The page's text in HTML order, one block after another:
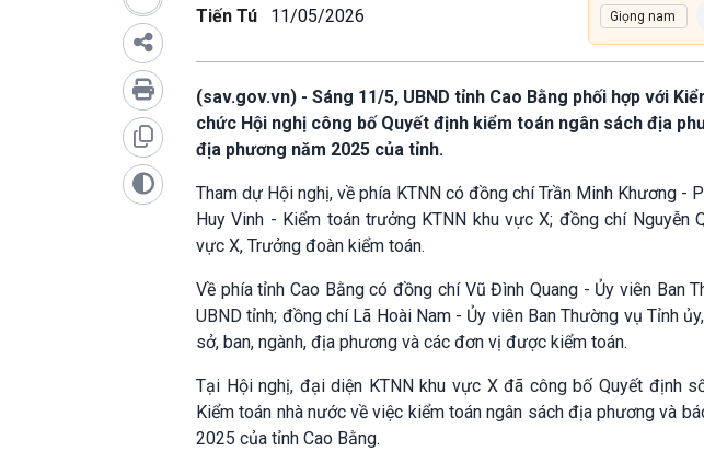
Tiến Tú 11/05/2026
(sav.gov.vn) - Sáng 11/5, UBND tỉnh Cao Bằng phối hợp với
chức Hội nghị công bố Quyết định kiểm toán ngân sách địa
địa phương năm 2025 của tỉnh.
Tham dự Hội nghị, về phía KTNN có đồng chí Trần Minh Khương -
Huy Vinh - Kiểm toán trưởng KTNN khu vực X; đồng chí Nguyễn
vực X, Trưởng đoàn kiểm toán.
Về phía tỉnh Cao Bằng có đồng chí Vũ Đình Quang - Ủy viên Ban
UBND tỉnh; đồng chí Lã Hoài Nam - Ủy viên Ban Thường vụ Tỉnh
sở, ban, ngành, địa phương và các đơn vị được kiểm toán.
Tại Hội nghị, đại diện KTNN khu vực X đã công bố Quyết định
Kiểm toán nhà nước về việc kiểm toán ngân sách địa phương và
2025 của tỉnh Cao Bằng.